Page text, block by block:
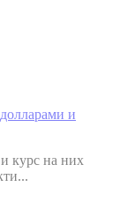
и
курс на них